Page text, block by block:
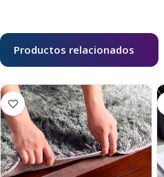
Productos relacionados